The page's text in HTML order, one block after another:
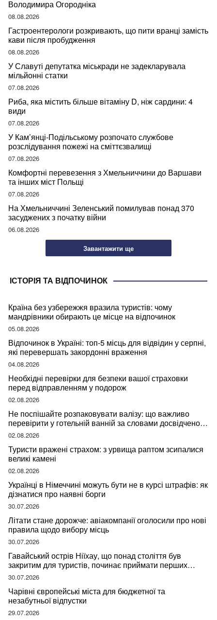
Володимира Огородніка
08.08.2026
Гастроентерологи розкривають, що пити вранці замість
кави після пробудження
08.08.2026
У Славуті депутатка міськради не задекларувала
мільйонні статки
07.08.2026
Риба, яка містить більше вітаміну D, ніж сардини: 4
види
07.08.2026
У Кам’янці-Подільському розпочато службове
розслідування пожежі на сміттєзвалищі
07.08.2026
Комфортні перевезення з Хмельниччини до Варшави
та інших міст Польщі
07.08.2026
На Хмельниччині Зеленський помилував понад 370
засуджених з початку війни
06.08.2026
Завантажити ще
ІСТОРІЯ ТА ВІДПОЧИНОК
Країна без узбережжя вразила туристів: чому
мандрівники обирають це місце на відпочинок
05.08.2026
Відпочинок в Україні: топ-5 місць для відвідин у серпні,
які перевершать закордонні враження
04.08.2026
Необхідні перевірки для безпеки вашої страховки
перед відправленням у подорож
02.08.2026
Не поспішайте розпаковувати валізу: що важливо
перевірити у готельній ванній за словами досвідченої
мандрівниці
02.08.2026
Туристи вражені страхом: з урвища раптом зсипалися
великі камені
02.08.2026
Українці в Німеччині можуть бути не в курсі штрафів: як
дізнатися про наявні борги
30.07.2026
Літати стане дорожче: авіакомпанії оголосили про нові
правила щодо вибору місць
30.07.2026
Гавайський острів Ніїхау, що понад століття був
закритим для туристів, починає приймати перших
відвідувачів
30.07.2026
Чарівні європейські міста для бюджетної та
незабутньої відпустки
29.07.2026